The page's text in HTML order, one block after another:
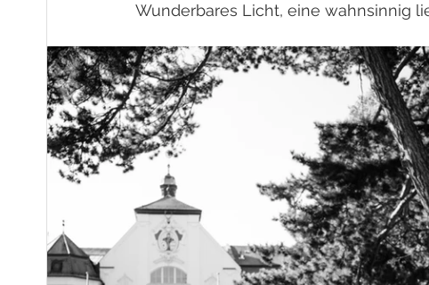
Wunderbares Licht, eine wahnsinnig